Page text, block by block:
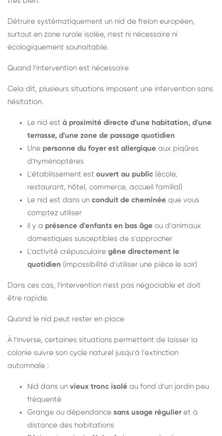
Détruire systématiquement un nid de frelon européen,
surtout en zone rurale isolée, n'est ni nécessaire ni
écologiquement souhaitable.
Quand l'intervention est nécessaire
Cela dit, plusieurs situations imposent une intervention sans
hésitation.
Le nid est à proximité directe d'une habitation, d'une
terrasse, d'une zone de passage quotidien
Une personne du foyer est allergique aux piqûres
d'hyménoptères
L'établissement est ouvert au public (école,
restaurant, hôtel, commerce, accueil familial)
Le nid est dans un conduit de cheminée que vous
comptez utiliser
Il y a présence d'enfants en bas âge ou d'animaux
domestiques susceptibles de s'approcher
L'activité crépusculaire gêne directement le
quotidien (impossibilité d'utiliser une pièce le soir)
Dans ces cas, l'intervention n'est pas négociable et doit
être rapide.
Quand le nid peut rester en place
À l'inverse, certaines situations permettent de laisser la
colonie suivre son cycle naturel jusqu'à l'extinction
automnale :
Nid dans un vieux tronc isolé au fond d'un jardin peu
fréquenté
Grange ou dépendance sans usage régulier et à
distance des habitations